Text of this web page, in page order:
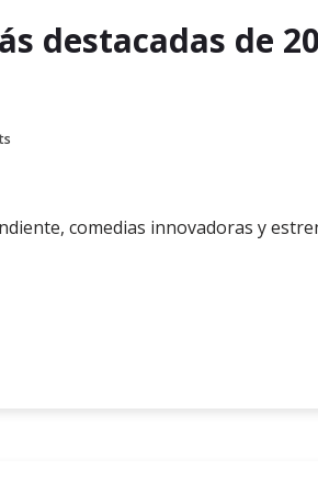
u
destacadas de
comedias innovadoras y